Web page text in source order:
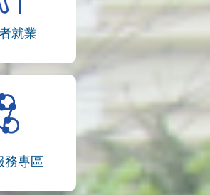
就業
務專區